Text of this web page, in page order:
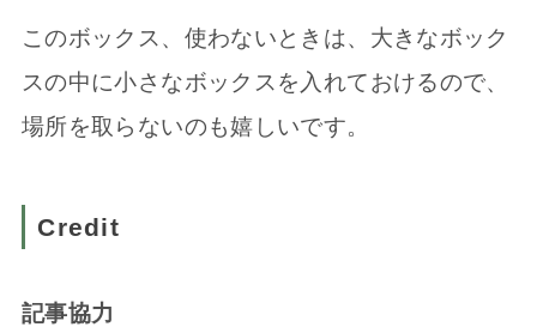
このボックス、使わないときは、大きなボック
スの中に小さなボックスを入れておけるので、
場所を取らないのも嬉しいです。
Credit
記事協力